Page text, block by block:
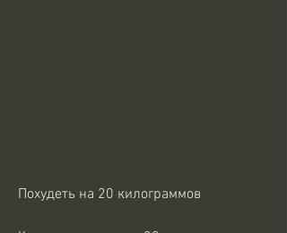
Похудеть на 20 килограммов